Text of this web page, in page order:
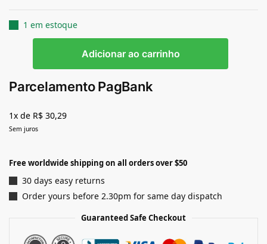
1 em estoque
Adicionar ao carrinho
Parcelamento PagBank
1x de R$ 30,29
Sem juros
Free worldwide shipping on all orders over $50
30 days easy returns
Order yours before 2.30pm for same day dispatch
Guaranteed Safe Checkout